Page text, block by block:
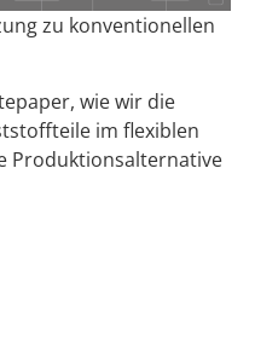
zu konventionellen
wie wir die
im flexiblen
Produktionsalternative